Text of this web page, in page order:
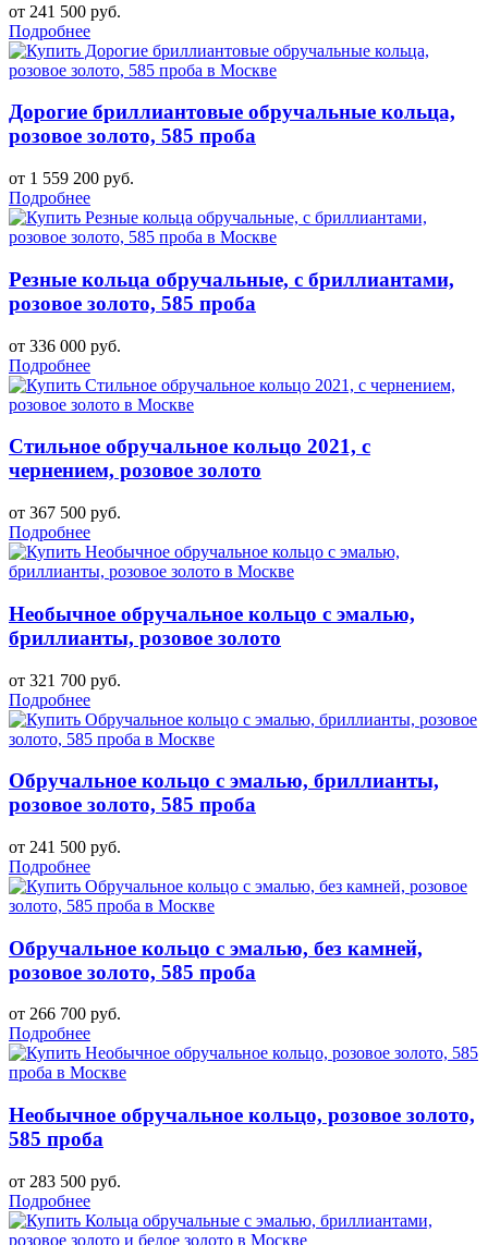
от 241 500 руб.
Подробнее
Дорогие бриллиантовые обручальные кольца,
розовое золото, 585 проба
от 1 559 200 руб.
Подробнее
Резные кольца обручальные, с бриллиантами,
розовое золото, 585 проба
от 336 000 руб.
Подробнее
Стильное обручальное кольцо 2021, с
чернением, розовое золото
от 367 500 руб.
Подробнее
Необычное обручальное кольцо с эмалью,
бриллианты, розовое золото
от 321 700 руб.
Подробнее
Обручальное кольцо с эмалью, бриллианты,
розовое золото, 585 проба
от 241 500 руб.
Подробнее
Обручальное кольцо с эмалью, без камней,
розовое золото, 585 проба
от 266 700 руб.
Подробнее
Необычное обручальное кольцо, розовое золото,
585 проба
от 283 500 руб.
Подробнее